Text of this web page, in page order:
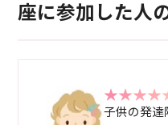
座に参加した人
子供の発達